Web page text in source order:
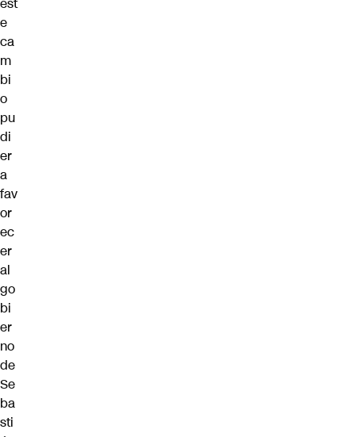
e
ca
m
bi
o
pu
di
er
a
fav
or
ec
er
al
go
bi
er
no
de
Se
ba
sti